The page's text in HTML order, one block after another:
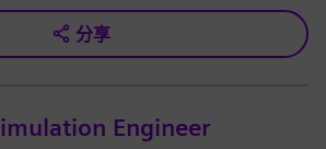
分享
Engineer